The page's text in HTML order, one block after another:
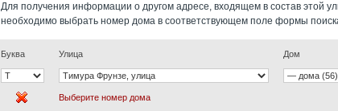
Для получения информации о другом адресе, входящем в состав этой
необходимо выбрать номер дома в соответствующем поле формы
Буква Улица Дом
Выберите номер дома